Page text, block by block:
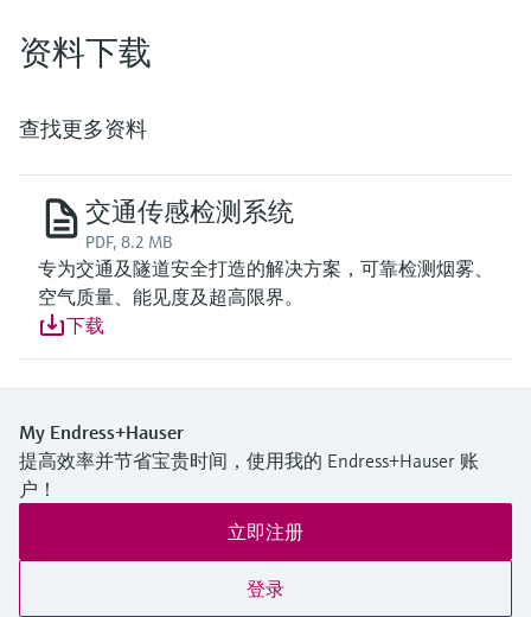
资料下载
查找更多资料
交通传感检测系统
PDF, 8.2 MB
专为交通及隧道安全打造的解决方案，可靠检测烟雾、
空气质量、能见度及超高限界。
下载
My Endress+Hauser
提高效率并节省宝贵时间，使用我的 Endress+Hauser 账
户！
立即注册
登录